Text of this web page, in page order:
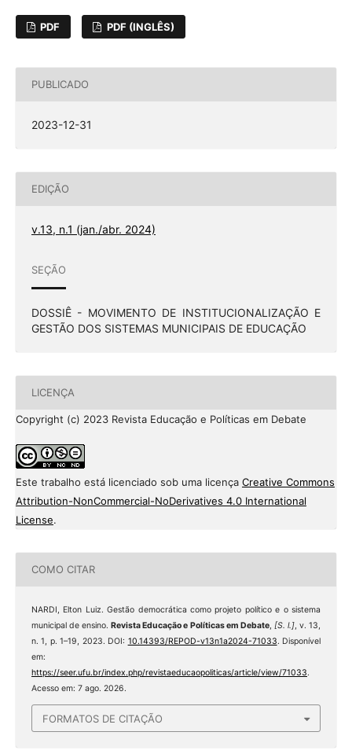
PDF PDF (INGLÊS)
PUBLICADO
2023-12-31
EDIÇÃO
v.13, n.1 (jan./abr. 2024)
SEÇÃO
DOSSIÊ - MOVIMENTO DE INSTITUCIONALIZAÇÃO E
GESTÃO DOS SISTEMAS MUNICIPAIS DE EDUCAÇÃO
LICENÇA
Copyright (c) 2023 Revista Educação e Políticas em Debate
Este trabalho está licenciado sob uma licença Creative Commons
Attribution-NonCommercial-NoDerivatives 4.0 International
License.
COMO CITAR
NARDI, Elton Luiz. Gestão democrática como projeto político e o sistema
municipal de ensino.Revista Educação e Políticas em Debate, [S. l.], v. 13,
n. 1, p. 1–19, 2023. DOI: 10.14393/REPOD-v13n1a2024-71033. Disponível
em:
https://seer.ufu.br/index.php/revistaeducaopoliticas/article/view/71033.
Acesso em: 7 ago. 2026.
FORMATOS DE CITAÇÃO